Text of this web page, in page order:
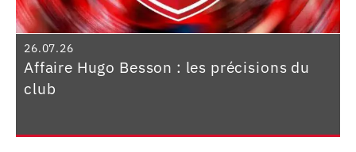
26.07.26
Affaire Hugo Besson : les précisions du
club